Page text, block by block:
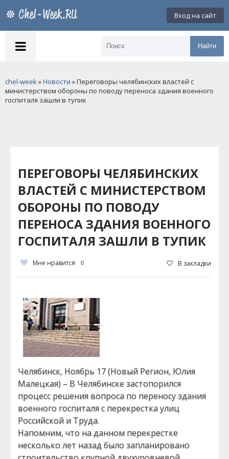
Вход на сайт
Найти
chel-week»Новости » Переговоры челябинских властей с
министерством обороны по поводу переноса здания военного
госпиталя зашли в тупик
ПЕРЕГОВОРЫ ЧЕЛЯБИНСКИХ
ВЛАСТЕЙ С МИНИСТЕРСТВОМ
ОБОРОНЫ ПО ПОВОДУ
ПЕРЕНОСА ЗДАНИЯ ВОЕННОГО
ГОСПИТАЛЯ ЗАШЛИ В ТУПИК
Мне нравится 0 В закладки
Челябинск, Ноябрь 17 (Новый Регион, Юлия
Малецкая) – В Челябинске застопорился
процесс решения вопроса по переносу здания
военного госпиталя с перекрестка улиц
Российской и Труда.
Напомним, что на данном перекрестке
несколько лет назад было запланировано